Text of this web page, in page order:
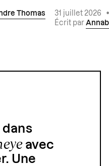
Thomas 31 juillet 2026
Écrit par
dans
avec
Une